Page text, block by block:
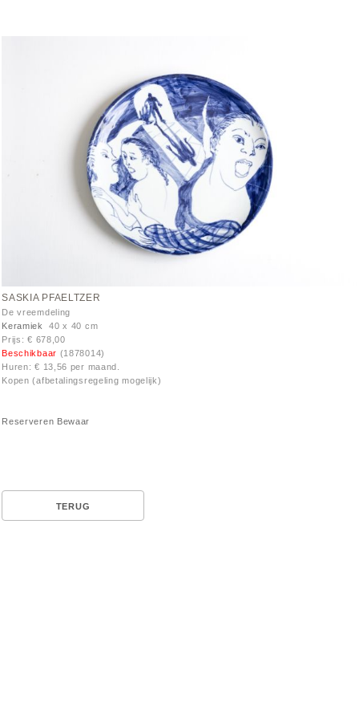
SASKIA PFAELTZER
De vreemdeling
Keramiek
40 x 40 cm
Prijs: € 678,00
Beschikbaar (1878014)
Huren: € 13,56 per maand.
Kopen (afbetalingsregeling mogelijk)
Reserveren Bewaar
TERUG